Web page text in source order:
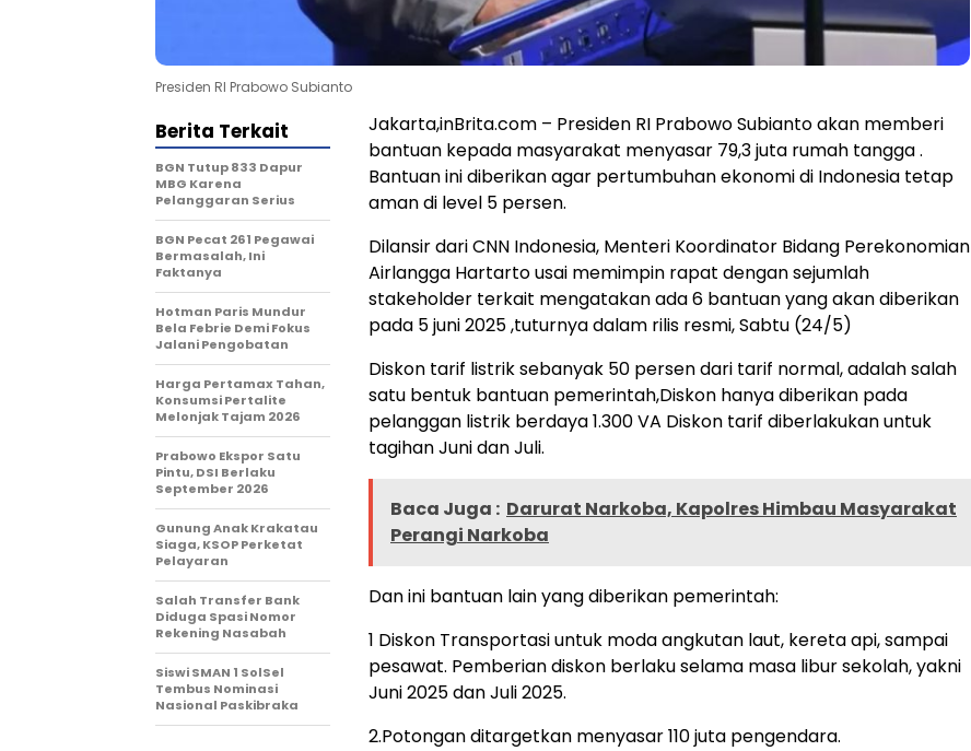
Presiden RI Prabowo Subianto
Jakarta,inBrita.com – Presiden RI Prabowo Subianto akan memberi
bantuan kepada masyarakat menyasar 79,3 juta rumah tangga .
Bantuan ini diberikan agar pertumbuhan ekonomi di Indonesia tetap
aman di level 5 persen.
Dilansir dari CNN Indonesia, Menteri Koordinator Bidang Perekonomian
Airlangga Hartarto usai memimpin rapat dengan sejumlah
stakeholder terkait mengatakan ada 6 bantuan yang akan diberikan
pada 5 juni 2025 ,tuturnya dalam rilis resmi, Sabtu (24/5)
Diskon tarif listrik sebanyak 50 persen dari tarif normal, adalah salah
satu bentuk bantuan pemerintah,Diskon hanya diberikan pada
pelanggan listrik berdaya 1.300 VA Diskon tarif diberlakukan untuk
tagihan Juni dan Juli.
Baca Juga : Darurat Narkoba, Kapolres Himbau Masyarakat
Perangi Narkoba
Dan ini bantuan lain yang diberikan pemerintah:
1 Diskon Transportasi untuk moda angkutan laut, kereta api, sampai
pesawat. Pemberian diskon berlaku selama masa libur sekolah, yakni
Juni 2025 dan Juli 2025.
2.Potongan ditargetkan menyasar 110 juta pengendara.
Berita Terkait
BGN Tutup 833 Dapur
MBG Karena
Pelanggaran Serius
BGN Pecat 261 Pegawai
Bermasalah, Ini
Faktanya
Hotman Paris Mundur
Bela Febrie Demi Fokus
Jalani Pengobatan
Harga Pertamax Tahan,
Konsumsi Pertalite
Melonjak Tajam 2026
Prabowo Ekspor Satu
Pintu, DSI Berlaku
September 2026
Gunung Anak Krakatau
Siaga, KSOP Perketat
Pelayaran
Salah Transfer Bank
Diduga Spasi Nomor
Rekening Nasabah
Siswi SMAN 1 SolSel
Tembus Nominasi
Nasional Paskibraka